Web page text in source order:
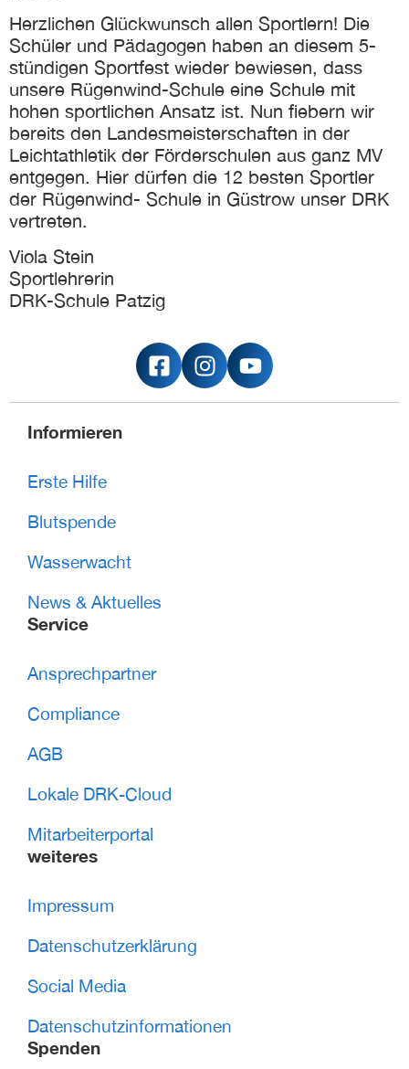
Herzlichen Glück­wunsch allen Sportlern! Die
Schüler und Pädagogen haben an diesem 5-
stündigen Sport­fest wieder bewiesen, dass
unsere Rügenwind-Schule eine Schule mit
hohen sportlichen Ansatz ist. Nun fiebern wir
bereits den Landes­meister­schaften in der
Leicht­athletik der Förder­schulen aus ganz MV
entgegen. Hier dürfen die 12 besten Sportler
der Rügenwind- Schule in Güstrow unser DRK
vertreten.
Viola Stein
Sportlehrerin
DRK-Schule Patzig
Informieren
Erste Hilfe
Blutspende
Wasserwacht
News & Aktuelles
Service
Ansprechpartner
Compliance
AGB
Lokale DRK-Cloud
Mitarbeiterportal
weiteres
Impressum
Datenschutzerklärung
Social Media
Datenschutzinformationen
Spenden